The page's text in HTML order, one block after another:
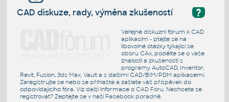
?
CAD diskuze, rady, výměna zkušeností
Veřejné diskuzní fórum k CAD
aplikacím - ptejte se na
libovolné otázky týkající se
oboru CAx, podělte se o vaše
znalosti a zkušenosti s
programy AutoCAD, Inventor,
Revit, Fusion, 3ds Max, Vault a s dalšími CAD/BIM/PDM aplikacemi.
Zaregistrujte se nebo se přihlašte a zašlete váš příspěvek do
odpovídajícího fóra. Viz další informace o CAD Fóru. Nechcete se
registrovat? Zeptejte se v naší Facebook poradně.